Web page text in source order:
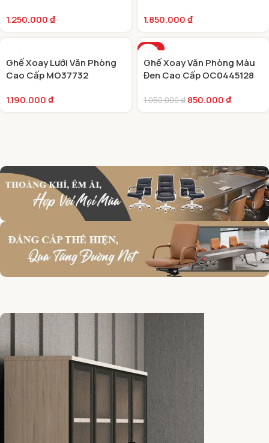
1.250.000₫
1.850.000₫
Ghế Xoay Lưới Văn Phòng
Cao Cấp MO37732
1.190.000₫
-19%
Ghế Xoay Văn Phòng Màu
Đen Cao Cấp OC0445128
1.050.000₫ 850.000₫